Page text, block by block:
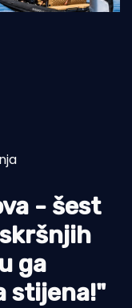
- šest
ga
stijena!"